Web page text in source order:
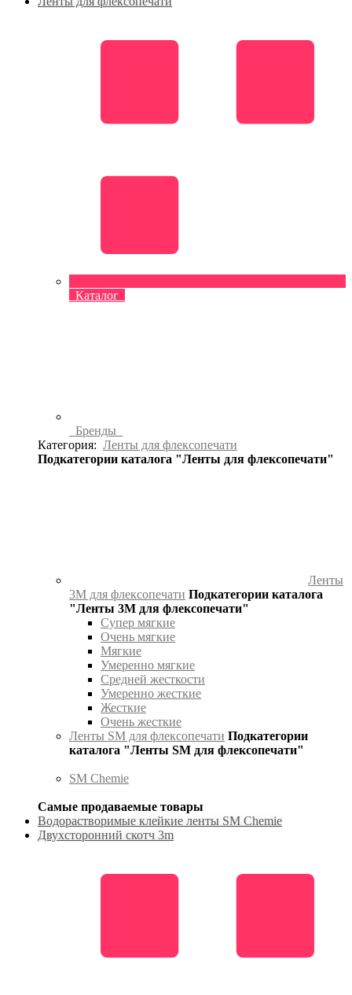
Каталог
Бренды
Категория: Ленты для флексопечати
Подкатегории каталога "Ленты для флексопечати"
Ленты
3М для флексопечати Подкатегории каталога
"Ленты 3М для флексопечати"
Супер мягкие
Очень мягкие
Мягкие
Умеренно мягкие
Средней жесткости
Умеренно жесткие
Жесткие
Очень жесткие
Ленты SM для флексопечати Подкатегории
каталога "Ленты SM для флексопечати"
SM Chemie
Самые продаваемые товары
Водорастворимые клейкие ленты SM Chemie
Двухсторонний скотч 3m